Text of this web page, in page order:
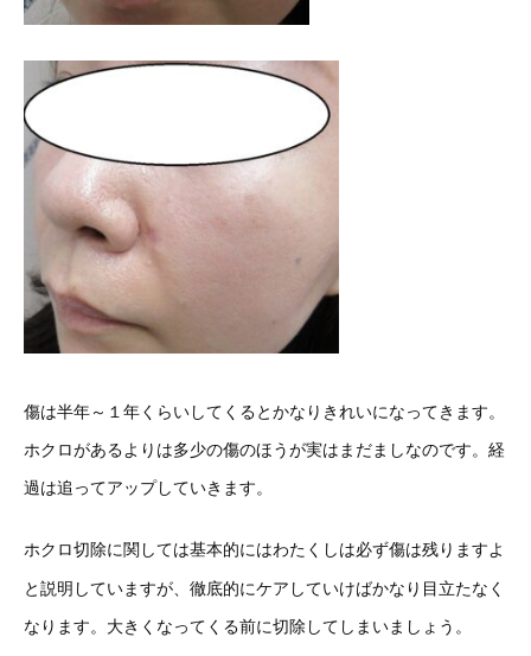
傷は半年～１年くらいしてくるとかなりきれいになってきます。
ホクロがあるよりは多少の傷のほうが実はまだましなのです。経
過は追ってアップしていきます。
ホクロ切除に関しては基本的にはわたくしは必ず傷は残りますよ
と説明していますが、徹底的にケアしていけばかなり目立たなく
なります。大きくなってくる前に切除してしまいましょう。